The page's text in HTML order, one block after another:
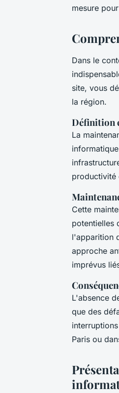
mesure
Dans le
site, vous
la région.
Définition
La
productivité
Cette
potentielles
l'apparition
approche
imprévus
L'absence
que des
Paris ou